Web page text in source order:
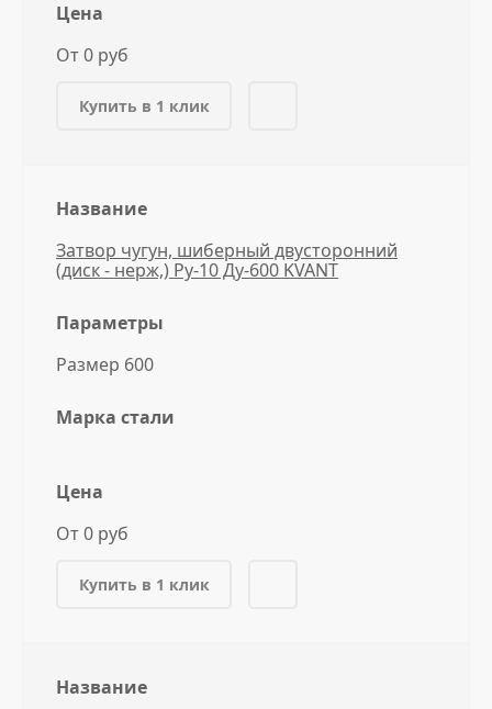
Цена
От 0 руб
Купить в 1 клик
Название
Затвор чугун, шиберный двусторонний
(диск - нерж,) Ру-10 Ду-600 KVANT
Параметры
Размер 600
Марка стали
Цена
От 0 руб
Купить в 1 клик
Название